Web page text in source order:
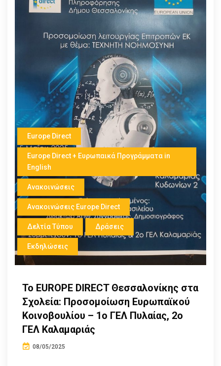
Europe Direct
Europe Direct + Ευρωπαικά Προγράμματα in
English
Ανακοινώσεις
Ανακοινώσεις Europe Direct
Δελτία Τύπου Δράσεις
Εκδηλώσεις
Το EUROPE DIRECT Θεσσαλονίκης στα
Σχολεία: Προσομοίωση Ευρωπαϊκού
Κοινοβουλίου – 1ο ΓΕΛ Πυλαίας, 2ο
ΓΕΛ Καλαμαριάς
08/05/2025